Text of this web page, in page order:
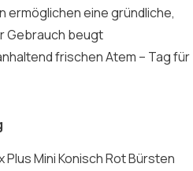
ermöglichen eine gründliche,
Gebrauch beugt
frischen Atem – Tag für
Mini Konisch Rot Bürsten